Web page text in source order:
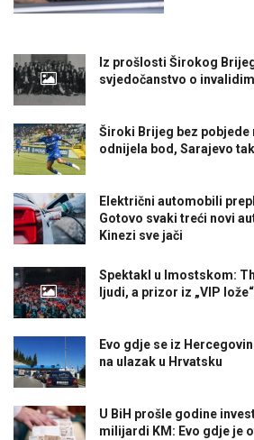
Iz prošlosti Širokog
svjedočanstvo o
Široki Brijeg bez pobjede
odnijela bod, Sarajevo
Električni automobili
Gotovo svaki treći novi
Kinezi sve jači
Spektakl u Imostskom:
ljudi, a prizor iz „VIP
Evo gdje se iz
na ulazak u Hrvatsku
U BiH prošle godine
milijardi KM: Evo gdje je